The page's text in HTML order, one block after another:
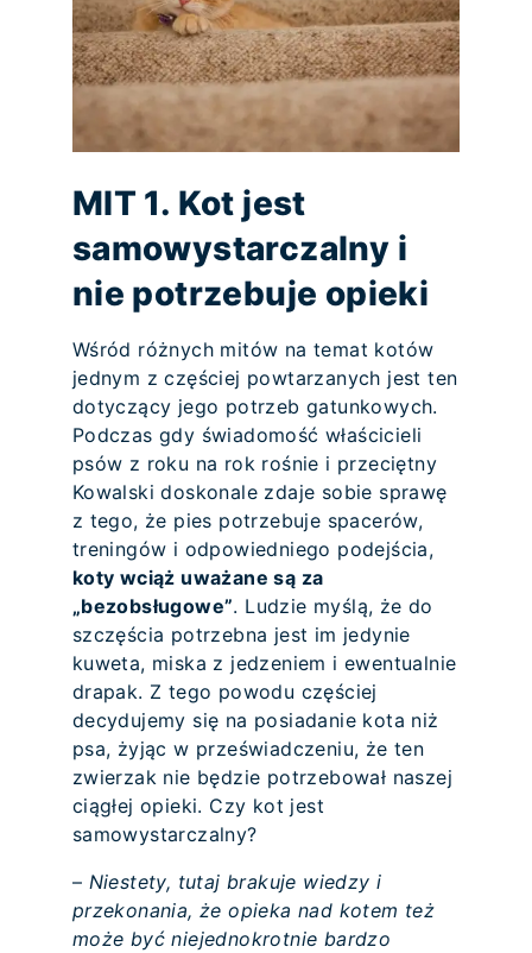
MIT 1. Kot jest
samowystarczalny i
nie potrzebuje opieki
Wśród różnych mitów na temat kotów
jednym z częściej powtarzanych jest ten
dotyczący jego potrzeb gatunkowych.
Podczas gdy świadomość właścicieli
psów z roku na rok rośnie i przeciętny
Kowalski doskonale zdaje sobie sprawę
z tego, że pies potrzebuje spacerów,
treningów i odpowiedniego podejścia,
koty wciąż uważane są za
„bezobsługowe”. Ludzie myślą, że do
szczęścia potrzebna jest im jedynie
kuweta, miska z jedzeniem i ewentualnie
drapak. Z tego powodu częściej
decydujemy się na posiadanie kota niż
psa, żyjąc w przeświadczeniu, że ten
zwierzak nie będzie potrzebował naszej
ciągłej opieki. Czy kot jest
samowystarczalny?
– Niestety, tutaj brakuje wiedzy i
przekonania, że opieka nad kotem też
może być niejednokrotnie bardzo